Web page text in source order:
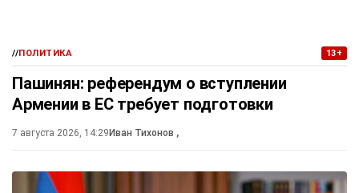
//ПОЛИТИКА 13+
Пашинян: референдум о вступлении
Армении в ЕС требует подготовки
7 августа 2026, 14:29 Иван Тихонов ,